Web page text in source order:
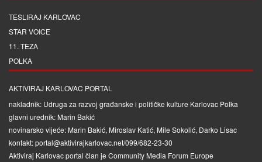
TESLIRAJ KARLOVAC
STAR VOICE
11. TEZA
POLKA
AKTIVIRAJ KARLOVAC PORTAL
nakladnik: Udruga za razvoj građanske i političke kulture Karlovac Polka
glavni urednik: Marin Bakić
novinarsko vijeće: Marin Bakić, Miroslav Katić, Mile Sokolić, Darko Lisac
kontakt: portal@aktivirajkarlovac.net/099/682-23-30
Aktiviraj Karlovac portal član je Community Media Forum Europe